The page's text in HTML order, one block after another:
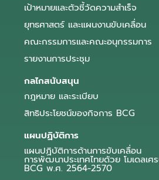
เป้าหมายและตัวชี้วัดความสำเร็จ
ยุทธศาสตร์ และแผนงานขับเคลื่อน
คณะกรรมการและคณะอนุกรรมการ
รายงานการประชุม
กลไกสนับสนุน
กฎหมาย และระเบียบ
สิทธิประโยชน์ของกิจการ BCG
แผนปฏิบัติการ
แผนปฏิบัติการด้านการขับเคลื่อน
การพัฒนาประเทศไทยด้วย โมเดลเศ
BCG พ.ศ. 2564-2570